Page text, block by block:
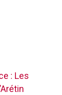
: Les